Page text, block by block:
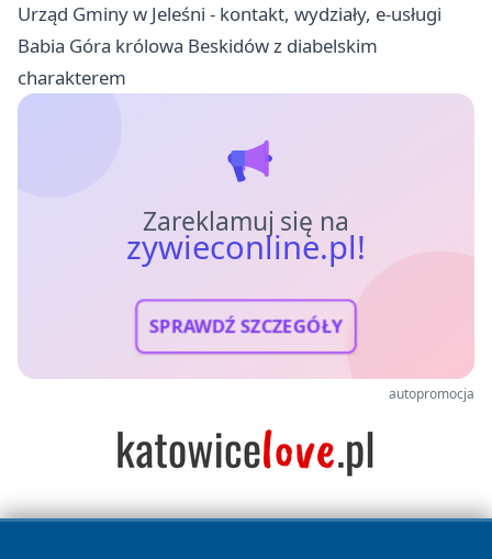
Urząd Gminy w Jeleśni - kontakt, wydziały, e-usługi
Babia Góra królowa Beskidów z diabelskim
charakterem
Zareklamuj się na
zywieconline.pl!
SPRAWDŹ SZCZEGÓŁY
autopromocja